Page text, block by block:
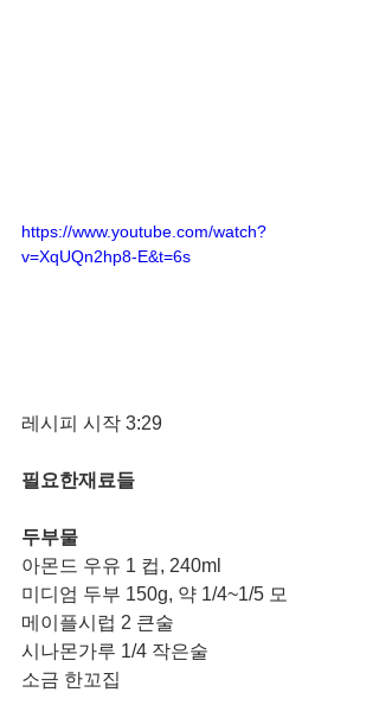
https://www.youtube.com/watch?
v=XqUQn2hp8-E&t=6s
레시피 시작 3:29
필요한재료들
두부물
아몬드 우유 1 컵, 240ml
미디엄 두부 150g, 약 1/4~1/5 모
메이플시럽 2 큰술
시나몬가루 1/4 작은술
소금 한꼬집